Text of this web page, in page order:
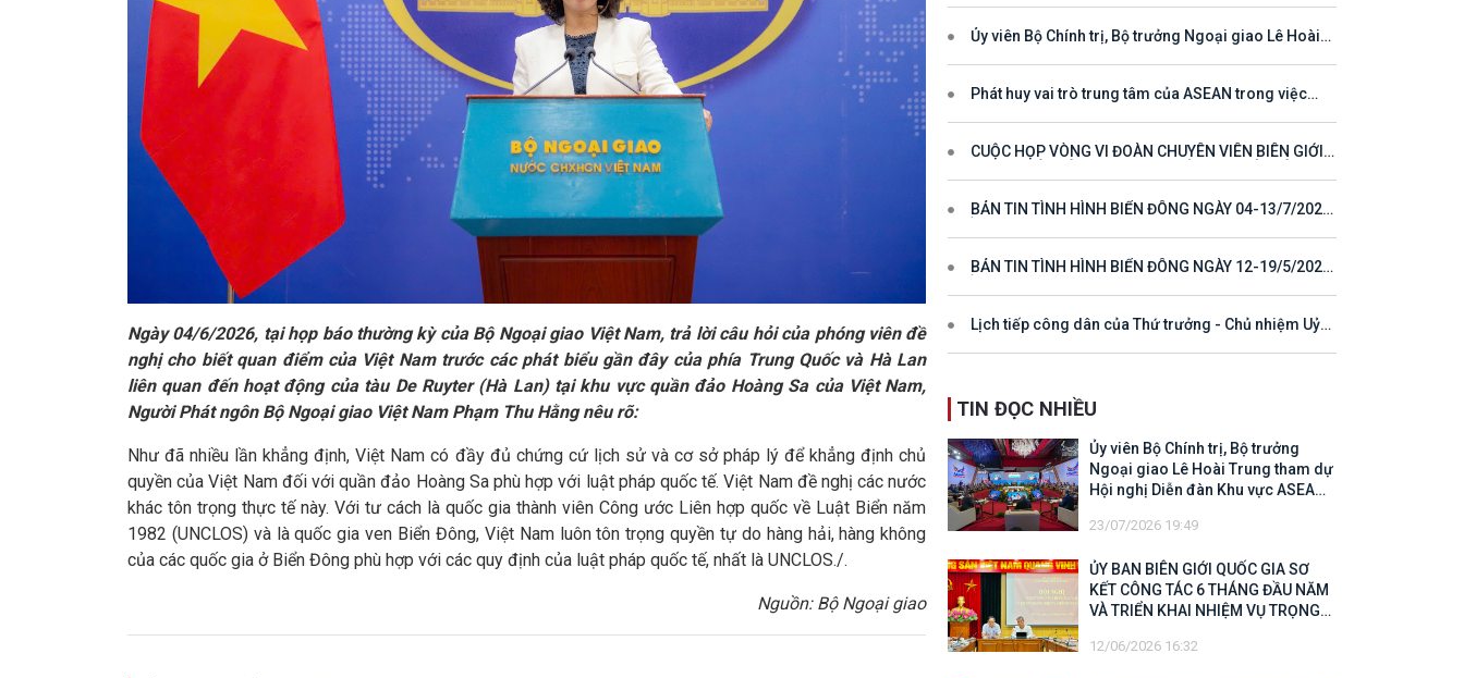
Ngày 04/6/2026, tại họp báo thường kỳ của Bộ Ngoại giao Việt Nam, trả lời câu hỏi của phóng viên đề
nghị cho biết quan điểm của Việt Nam trước các phát biểu gần đây của phía Trung Quốc và Hà Lan
liên quan đến hoạt động của tàu De Ruyter (Hà Lan) tại khu vực quần đảo Hoàng Sa của Việt Nam,
Người Phát ngôn Bộ Ngoại giao Việt Nam Phạm Thu Hằngnêu rõ:
Như đã nhiều lần khẳng định, Việt Nam có đầy đủ chứng cứ lịch sử và cơ sở pháp lý để khẳng định chủ
quyền của Việt Nam đối với quần đảo Hoàng Sa phù hợp với luật pháp quốc tế. Việt Nam đề nghị các nước
khác tôn trọng thực tế này. Với tư cách là quốc gia thành viên Công ước Liên hợp quốc về Luật Biển năm
1982 (UNCLOS) và là quốc gia ven Biển Đông, Việt Nam luôn tôn trọng quyền tự do hàng hải, hàng không
của các quốc gia ở Biển Đông phù hợp với các quy định của luật pháp quốc tế, nhất là UNCLOS./.
Nguồn: Bộ Ngoại giao
quyền và quyền tài phán đối với vùng đặc quyền kinh tế
và thềm lục địa của quốc gia ven biển
Ủy viên Bộ Chính trị, Bộ trưởng Ngoại giao Lê Hoài
lần thứ 33
Phát huy vai trò trung tâm của ASEAN trong việc
CUỘC HỌP VÒNG VI ĐOÀN CHUYÊN VIÊN BIÊN GIỚI
HỢP TÁC VÀ PHÁT TRIỂN
BẢN TIN TÌNH HÌNH BIỂN ĐÔNG NGÀY 04-13/7/2026
BẢN TIN TÌNH HÌNH BIỂN ĐÔNG NGÀY 12-19/5/2026
Lịch tiếp công dân của Thứ trưởng - Chủ nhiệm Uỷ
TIN ĐỌC NHIỀU
Ủy viên Bộ Chính trị, Bộ trưởng
Ngoại giao Lê Hoài Trung tham dự
Hội nghị Diễn đàn Khu vực ASEAN
23/07/2026 19:49
ỦY BAN BIÊN GIỚI QUỐC GIA SƠ
KẾT CÔNG TÁC 6 THÁNG ĐẦU NĂM
VÀ TRIỂN KHAI NHIỆM VỤ TRỌNG
12/06/2026 16:32